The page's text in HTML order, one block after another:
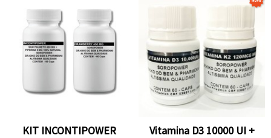
KIT INCONTIPOWER
Vitamina D3 10000 UI +